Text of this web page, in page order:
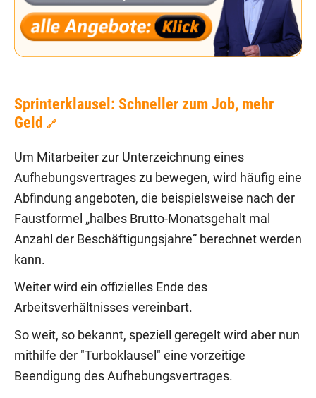
Sprinterklausel: Schneller zum Job, mehr
Geld 🔗
Um Mitarbeiter zur Unterzeichnung eines
Aufhebungsvertrages zu bewegen, wird häufig eine
Abfindung angeboten, die beispielsweise nach der
Faustformel „halbes Brutto-Monatsgehalt mal
Anzahl der Beschäftigungsjahre“ berechnet werden
kann.
Weiter wird ein offizielles Ende des
Arbeitsverhältnisses vereinbart.
So weit, so bekannt, speziell geregelt wird aber nun
mithilfe der "Turboklausel" eine vorzeitige
Beendigung des Aufhebungsvertrages.